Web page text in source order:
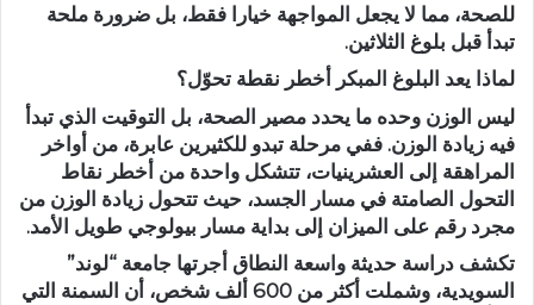
للصحة، مما لا يجعل المواجهة خيارا فقط، بل ضرورة ملحة
تبدأ قبل بلوغ الثلاثين.
لماذا يعد البلوغ المبكر أخطر نقطة تحوّل؟
ليس الوزن وحده ما يحدد مصير الصحة، بل التوقيت الذي تبدأ
فيه زيادة الوزن. ففي مرحلة تبدو للكثيرين عابرة، من أواخر
المراهقة إلى العشرينيات، تتشكل واحدة من أخطر نقاط
التحول الصامتة في مسار الجسد، حيث تتحول زيادة الوزن من
مجرد رقم على الميزان إلى بداية مسار بيولوجي طويل الأمد.
تكشف دراسة حديثة واسعة النطاق أجرتها جامعة “لوند”
السويدية، وشملت أكثر من 600 ألف شخص، أن السمنة التي